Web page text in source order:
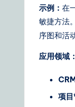
ft
示例： 在
敏捷方法
序图和活
应用领域：
项目